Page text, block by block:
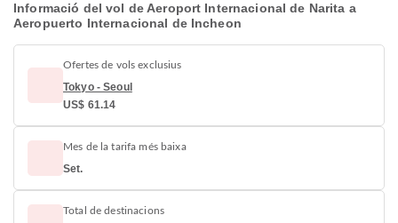
Informació del vol de Aeroport Internacional de Narita a
Aeropuerto Internacional de Incheon
Ofertes de vols exclusius
Tokyo - Seoul
US$ 61.14
Mes de la tarifa més baixa
Set.
Total de destinacions